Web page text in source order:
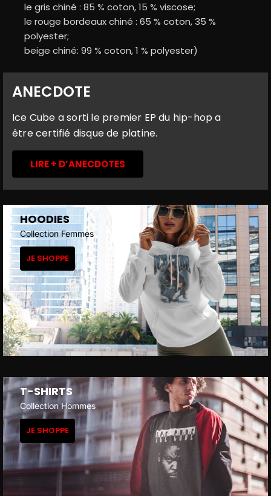
le gris chiné : 85 % coton, 15 % viscose;
le rouge bordeaux chiné : 65 % coton, 35 %
polyester;
beige chiné: 99 % coton, 1 % polyester)
ANECDOTE
Ice Cube a sorti le premier EP du hip-hop a
être certifié disque de platine.
LIRE + D’ANECDOTES
HOODIES
Collection Femmes
JE SHOPPE
T-SHIRTS
Collection Hommes
JE SHOPPE